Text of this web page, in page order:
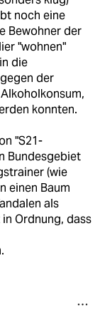
noch eine
Bewohner der
"wohnen"
die
der
konnten.
"S21-
Bundesgebiet
(wie
einen Baum
als
Ordnung, dass